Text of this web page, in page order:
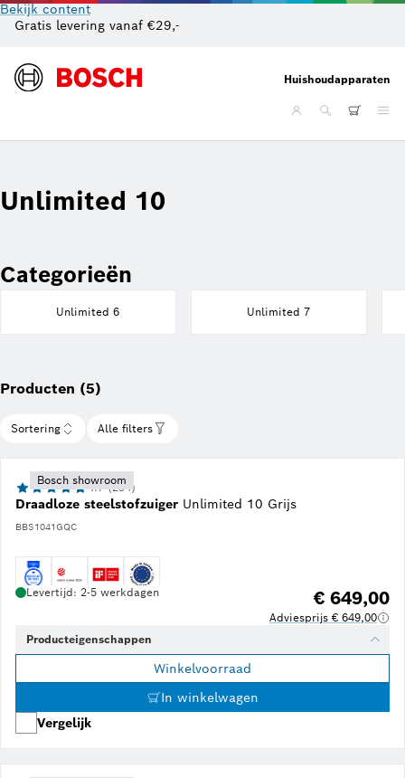
Bekijk content
Gratis levering vanaf €29,-
Huishoudapparaten
Unlimited 10
Categorieën
Unlimited 6 Unlimited 7
Producten (5)
Sortering Alle filters
Draadloze steelstofzuiger Unlimited 10 Grijs
BBS1041GQC
4.7 (294)
Bosch showroom
Levertijd: 2-5 werkdagen € 649,00
Adviesprijs € 649,00
Producteigenschappen
Winkelvoorraad
In winkelwagen
Vergelijk